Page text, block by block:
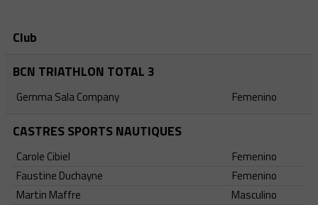
Club
BCN TRIATHLON TOTAL 3
Gemma Sala Company Femenino
CASTRES SPORTS NAUTIQUES
Carole Cibiel
Femenino
Faustine Duchayne
Femenino
Martin Maffre
Masculino